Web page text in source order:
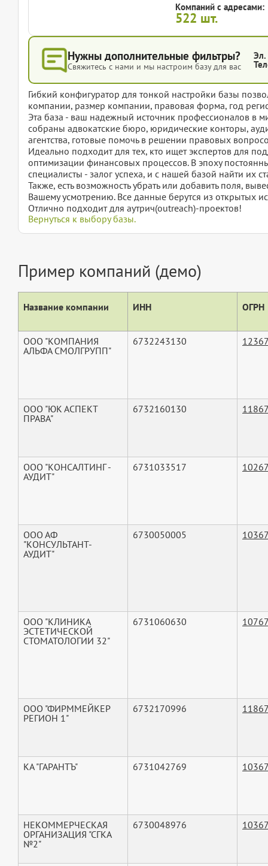
Компаний с адресами:
522 шт.
Нужны дополнительные фильтры?
Свяжитесь с нами и мы настроим базу для вас
Эл.
Гибкий конфигуратор для тонкой настройки базы
компании, размер компании, правовая форма, год
Эта база - ваш надежный источник профессионалов в
собраны адвокатские бюро, юридические конторы,
агентства, готовые помочь в решении правовых
Идеально подходит для тех, кто ищет экспертов для
оптимизации финансовых процессов. В эпоху
специалисты - залог успеха, и с нашей базой найти их
Также, есть возможность убрать или добавить поля,
Вашему усмотрению. Все данные берутся из открытых
Отлично подходит для аутрич(outreach)-проектов!
Вернуться к выбору базы.
Пример компаний (демо)
Название компании ИНН ОГРН
ООО "КОМПАНИЯ
АЛЬФА СМОЛГРУПП"
6732243130
ООО "ЮК АСПЕКТ
ПРАВА"
6732160130
ООО "КОНСАЛТИНГ -
АУДИТ"
6731033517
ООО АФ
"КОНСУЛЬТАНТ-
АУДИТ"
6730050005
ООО "КЛИНИКА
ЭСТЕТИЧЕСКОЙ
СТОМАТОЛОГИИ 32"
6731060630
ООО "ФИРММЕЙКЕР
РЕГИОН 1"
6732170996
КА "ГАРАНТЪ" 6731042769
НЕКОММЕРЧЕСКАЯ
ОРГАНИЗАЦИЯ "СГКА
№2"
6730048976